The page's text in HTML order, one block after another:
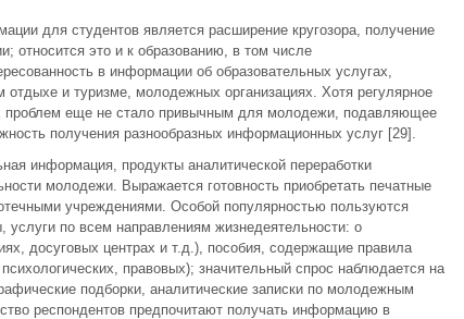
для студентов является расширение кругозора, получение
относится это и к образованию, в том числе
в информации об образовательных услугах,
и туризме, молодежных организациях. Хотя регулярное
еще не стало привычным для молодежи, подавляющее
получения разнообразных информационных услуг [29].
информация, продукты аналитической переработки
молодежи. Выражается готовность приобретать печатные
учреждениями. Особой популярностью пользуются
услуги по всем направлениям жизнедеятельности: о
досуговых центрах и т.д.), пособия, содержащие правила
правовых); значительный спрос наблюдается на
подборки, аналитические записки по молодежным
респондентов предпочитают получать информацию в